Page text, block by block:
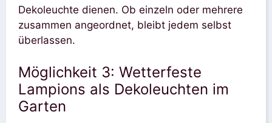
Dekoleuchte dienen. Ob einzeln oder mehrere
zusammen angeordnet, bleibt jedem selbst
überlassen.
Möglichkeit 3: Wetterfeste
Lampions als Dekoleuchten im
Garten